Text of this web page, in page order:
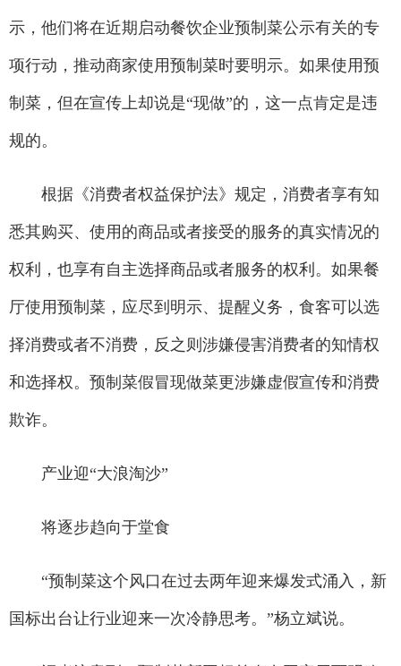
示，他们将在近期启动餐饮企业预制菜公示有关的专
项行动，推动商家使用预制菜时要明示。如果使用预
制菜，但在宣传上却说是“现做”的，这一点肯定是违
规的。
根据《消费者权益保护法》规定，消费者享有知
悉其购买、使用的商品或者接受的服务的真实情况的
权利，也享有自主选择商品或者服务的权利。如果餐
厅使用预制菜，应尽到明示、提醒义务，食客可以选
择消费或者不消费，反之则涉嫌侵害消费者的知情权
和选择权。预制菜假冒现做菜更涉嫌虚假宣传和消费
欺诈。
产业迎“大浪淘沙”
将逐步趋向于堂食
“预制菜这个风口在过去两年迎来爆发式涌入，新
国标出台让行业迎来一次冷静思考。”杨立斌说。